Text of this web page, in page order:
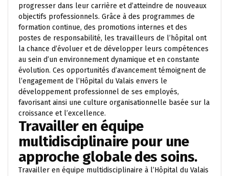
progresser dans leur carrière et d’atteindre de nouveaux
objectifs professionnels. Grâce à des programmes de
formation continue, des promotions internes et des
postes de responsabilité, les travailleurs de l’hôpital ont
la chance d’évoluer et de développer leurs compétences
au sein d’un environnement dynamique et en constante
évolution. Ces opportunités d’avancement témoignent de
l’engagement de l’Hôpital du Valais envers le
développement professionnel de ses employés,
favorisant ainsi une culture organisationnelle basée sur la
croissance et l’excellence.
Travailler en équipe
multidisciplinaire pour une
approche globale des soins.
Travailler en équipe multidisciplinaire à l’Hôpital du Valais